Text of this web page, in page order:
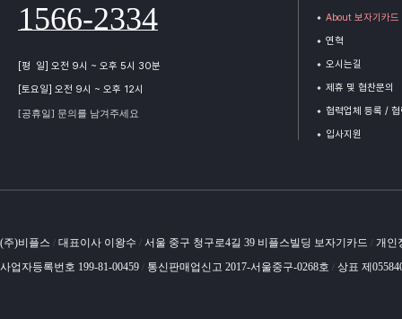
1566-2334
[평 일] 오전 9시 ~ 오후 5시 30분
[토요일] 오전 9시 ~ 오후 12시
[공휴일] 문의를 남겨주세요
About 보자기카드
연혁
오시는길
제휴 및 협찬문의
협력업체 등록 /
입사지원
(주)비플스 / 대표이사 이왕수 / 서울 중구 청구로4길 39 비플스빌딩 보자기카드 / 개인
사업자등록번호 199-81-00459 / 통신판매업신고 2017-서울중구-0268호 / 상표 제